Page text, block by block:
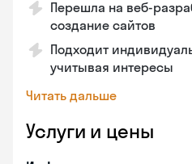
Перешла на веб-
создание сайтов
Подходит
учитывая интересы
Читать дальше
Услуги и цены